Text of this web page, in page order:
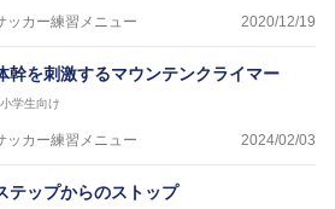
ッカー練習メニュー 2020/12/19
幹を刺激するマウンテンクライマー
学生向け
ッカー練習メニュー 2024/02/03
テップからのストップ